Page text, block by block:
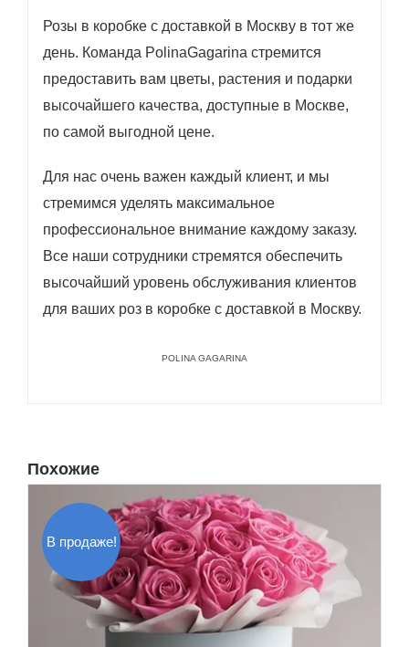
Розы в коробке с доставкой в ​​Москву в тот же
день. Команда PolinaGagarina стремится
предоставить вам цветы, растения и подарки
высочайшего качества, доступные в Москве,
по самой выгодной цене.
Для нас очень важен каждый клиент, и мы
стремимся уделять максимальное
профессиональное внимание каждому заказу.
Все наши сотрудники стремятся обеспечить
высочайший уровень обслуживания клиентов
для ваших роз в коробке с доставкой в ​​Москву.
POLINA GAGARINA
Похожие
В продаже!